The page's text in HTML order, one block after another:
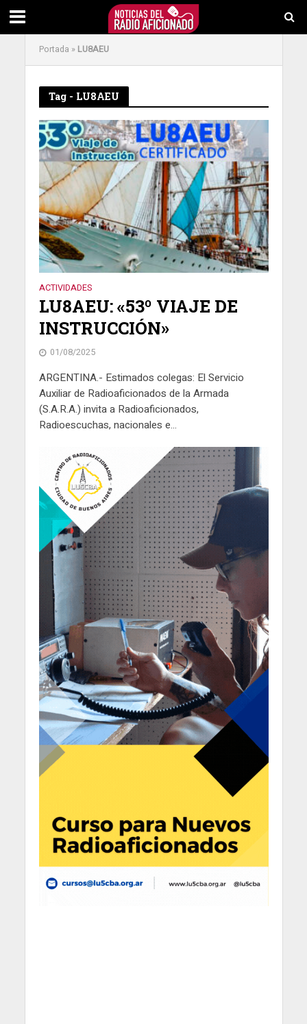
Portada » LU8AEU
Tag - LU8AEU
ACTIVIDADES
LU8AEU: «53º VIAJE DE
INSTRUCCIÓN»
01/08/2025
ARGENTINA.- Estimados colegas: El Servicio
Auxiliar de Radioaficionados de la Armada
(S.A.R.A.) invita a Radioaficionados,
Radioescuchas, nacionales e...